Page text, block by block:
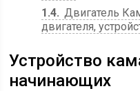
1.4 Двигатель
двигателя,
Устройство
начинающих